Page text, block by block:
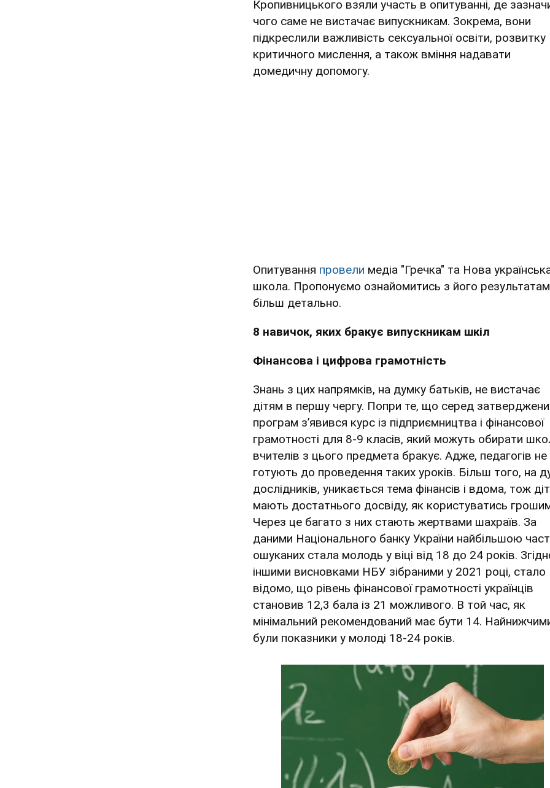
Кропивницького взяли участь в опитуванні, де
чого саме не вистачає випускникам. Зокрема, вони
підкреслили важливість сексуальної освіти, розвитку
критичного мислення, а також вміння надавати
домедичну допомогу.
Опитування провели медіа "Гречка" та Нова
школа. Пропонуємо ознайомитись з його
більш детально.
8 навичок, яких бракує випускникам шкіл
Фінансова і цифрова грамотність
Знань з цих напрямків, на думку батьків, не вистачає
дітям в першу чергу. Попри те, що серед
програм зʼявився курс із підприємництва і фінансової
грамотності для 8-9 класів, який можуть обирати
вчителів з цього предмета бракує. Адже, педагогів не
готують до проведення таких уроків. Більш того, на
дослідників, уникається тема фінансів і вдома, тож
мають достатнього досвіду, як користуватись
Через це багато з них стають жертвами шахраїв. За
даними Національного банку України найбільшою
ошуканих стала молодь у віці від 18 до 24 років.
іншими висновками НБУ зібраними у 2021 році, стало
відомо, що рівень фінансової грамотності українців
становив 12,3 бала із 21 можливого. В той час, як
мінімальний рекомендований має бути 14.
були показники у молоді 18-24 років.